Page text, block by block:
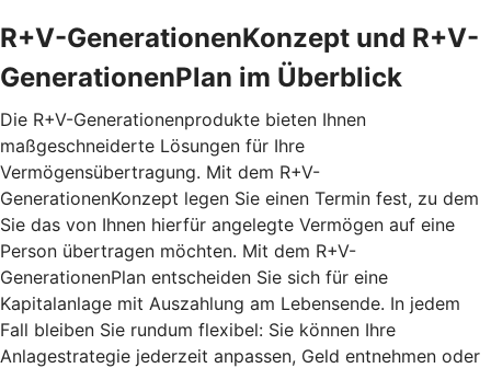
R+V-GenerationenKonzept und R+V-
GenerationenPlan im Überblick
Die R+V-Generationenprodukte bieten Ihnen
maßgeschneiderte Lösungen für Ihre
Vermögensübertragung. Mit dem R+V-
GenerationenKonzept legen Sie einen Termin fest, zu dem
Sie das von Ihnen hierfür angelegte Vermögen auf eine
Person übertragen möchten. Mit dem R+V-
GenerationenPlan entscheiden Sie sich für eine
Kapitalanlage mit Auszahlung am Lebensende. In jedem
Fall bleiben Sie rundum flexibel: Sie können Ihre
Anlagestrategie jederzeit anpassen, Geld entnehmen oder